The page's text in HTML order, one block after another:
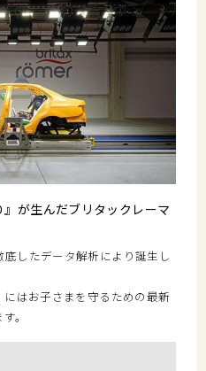
』が生んだブリタックレーマ
したデータ解析により誕生し
はお子さまを守るための最新
。